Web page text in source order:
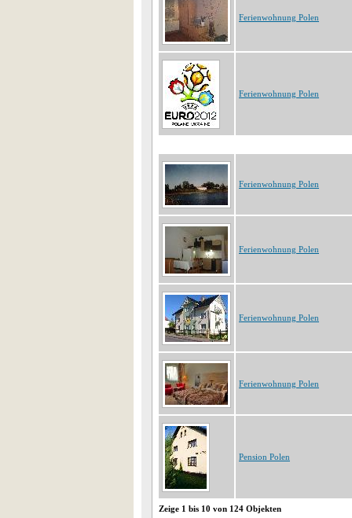
Ferienwohnung Polen
Ferienwohnung Polen
Ferienwohnung Polen
Ferienwohnung Polen
Ferienwohnung Polen
Ferienwohnung Polen
Pension Polen
Zeige 1 bis 10 von 124 Objekten